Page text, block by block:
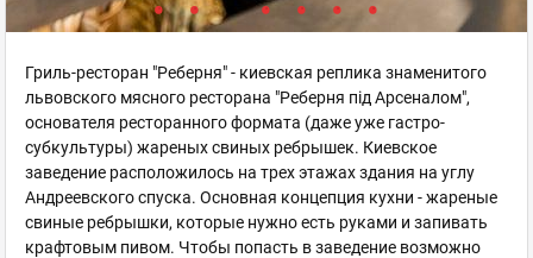
Гриль-ресторан "Реберня" - киевская реплика знаменитого
львовского мясного ресторана "Реберня під Арсеналом",
основателя ресторанного формата (даже уже гастро-
субкультуры) жареных свиных ребрышек. Киевское
заведение расположилось на трех этажах здания на углу
Андреевского спуска. Основная концепция кухни - жареные
свиные ребрышки, которые нужно есть руками и запивать
крафтовым пивом. Чтобы попасть в заведение возможно